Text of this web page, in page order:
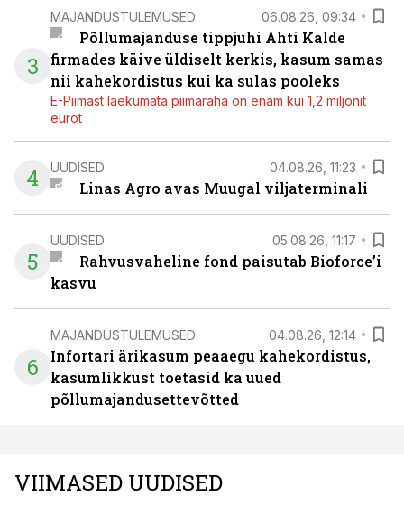
3
MAJANDUSTULEMUSED 06.08.26, 09:34
Põllumajanduse tippjuhi Ahti Kalde
firmades käive üldiselt kerkis, kasum samas
nii kahekordistus kui ka sulas pooleks
E-Piimast laekumata piimaraha on enam kui 1,2 miljonit
eurot
4 UUDISED 04.08.26, 11:23
Linas Agro avas Muugal viljaterminali
5
UUDISED 05.08.26, 11:17
Rahvusvaheline fond paisutab Bioforce’i
kasvu
6
MAJANDUSTULEMUSED 04.08.26, 12:14
Infortari ärikasum peaaegu kahekordistus,
kasumlikkust toetasid ka uued
põllumajandusettevõtted
VIIMASED UUDISED